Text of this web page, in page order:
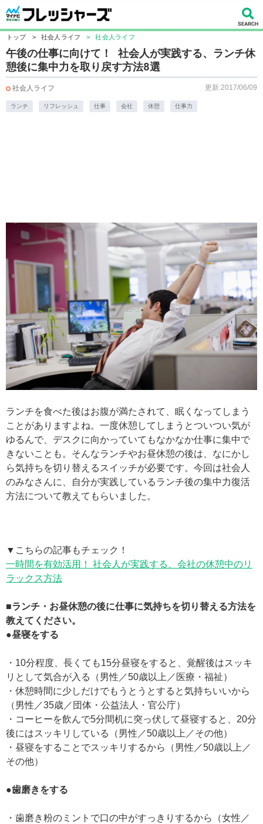
トップ > 社会人ライフ > 社会人ライフ
午後の仕事に向けて！ 社会人が実践する、ランチ休
憩後に集中力を取り戻す方法8選
社会人ライフ 更新:2017/06/09
ランチ リフレッシュ 仕事 会社 休憩 仕事力
ランチを食べた後はお腹が満たされて、眠くなってしまう
ことがありますよね。一度休憩してしまうとついつい気が
ゆるんで、デスクに向かっていてもなかなか仕事に集中で
きないことも。そんなランチやお昼休憩の後は、なにかし
ら気持ちを切り替えるスイッチが必要です。今回は社会人
のみなさんに、自分が実践しているランチ後の集中力復活
方法について教えてもらいました。
▼こちらの記事もチェック！
一時間を有効活用！ 社会人が実践する、会社の休憩中のリ
ラックス方法
■ランチ・お昼休憩の後に仕事に気持ちを切り替える方法を
教えてください。
●昼寝をする
・10分程度、長くても15分昼寝をすると、覚醒後はスッキ
リとして気合が入る（男性／50歳以上／医療・福祉）
・休憩時間に少しだけでもうとうとすると気持ちいいから
（男性／35歳／団体・公益法人・官公庁）
・コーヒーを飲んで5分間机に突っ伏して昼寝すると、20分
後にはスッキリしている（男性／50歳以上／その他）
・昼寝をすることでスッキリするから（男性／50歳以上／
その他）
●歯磨きをする
・歯磨き粉のミントで口の中がすっきりするから（女性／